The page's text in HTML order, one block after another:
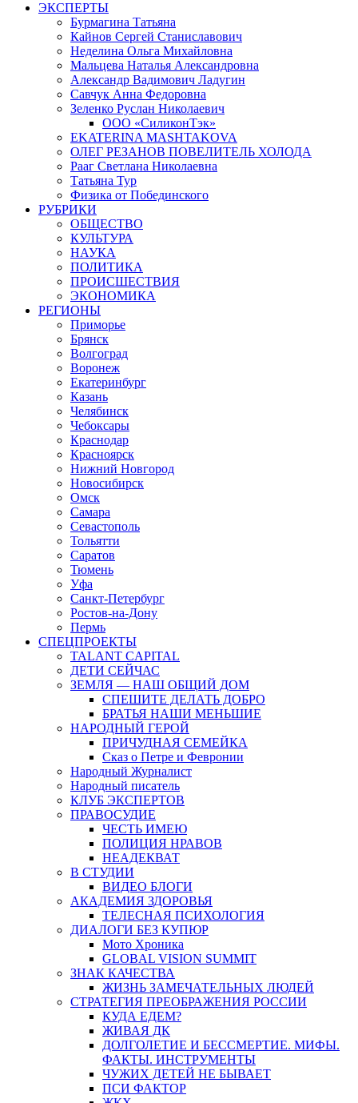
ЭКСПЕРТЫ
Бурмагина Татьяна
Кайнов Сергей Станиславович
Неделина Ольга Михайловна
Мальцева Наталья Александровна
Александр Вадимович Ладугин
Савчук Анна Федоровна
Зеленко Руслан Николаевич
ООО «СиликонТэк»
EKATERINA MASHTAKOVA
ОЛЕГ РЕЗАНОВ ПОВЕЛИТЕЛЬ ХОЛОДА
Рааг Светлана Николаевна
Татьяна Тур
Физика от Побединского
РУБРИКИ
ОБЩЕСТВО
КУЛЬТУРА
НАУКА
ПОЛИТИКА
ПРОИСШЕСТВИЯ
ЭКОНОМИКА
РЕГИОНЫ
Приморье
Брянск
Волгоград
Воронеж
Екатеринбург
Казань
Челябинск
Чебоксары
Краснодар
Красноярск
Нижний Новгород
Новосибирск
Омск
Самара
Севастополь
Тольятти
Саратов
Тюмень
Уфа
Санкт-Петербург
Ростов-на-Дону
Пермь
СПЕЦПРОЕКТЫ
TALANT CAPITAL
ДЕТИ СЕЙЧАС
ЗЕМЛЯ — НАШ ОБЩИЙ ДОМ
СПЕШИТЕ ДЕЛАТЬ ДОБРО
БРАТЬЯ НАШИ МЕНЬШИЕ
НАРОДНЫЙ ГЕРОЙ
ПРИЧУДНАЯ СЕМЕЙКА
Сказ о Петре и Февронии
Народный Журналист
Народный писатель
КЛУБ ЭКСПЕРТОВ
ПРАВОСУДИЕ
ЧЕСТЬ ИМЕЮ
ПОЛИЦИЯ НРАВОВ
НЕАДЕКВАТ
В СТУДИИ
ВИДЕО БЛОГИ
АКАДЕМИЯ ЗДОРОВЬЯ
ТЕЛЕСНАЯ ПСИХОЛОГИЯ
ДИАЛОГИ БЕЗ КУПЮР
Мото Хроника
GLOBAL VISION SUMMIT
ЗНАК КАЧЕСТВА
ЖИЗНЬ ЗАМЕЧАТЕЛЬНЫХ ЛЮДЕЙ
СТРАТЕГИЯ ПРЕОБРАЖЕНИЯ РОССИИ
КУДА ЕДЕМ?
ЖИВАЯ ДК
ДОЛГОЛЕТИЕ И БЕССМЕРТИЕ. МИФЫ.
ФАКТЫ. ИНСТРУМЕНТЫ
ЧУЖИХ ДЕТЕЙ НЕ БЫВАЕТ
ПСИ ФАКТОР